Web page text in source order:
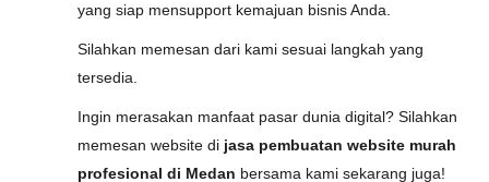
yang siap mensupport kemajuan bisnis Anda.
Silahkan memesan dari kami sesuai langkah yang
tersedia.
Ingin merasakan manfaat pasar dunia digital? Silahkan
memesan website di jasa pembuatan website murah
profesional di Medan bersama kami sekarang juga!